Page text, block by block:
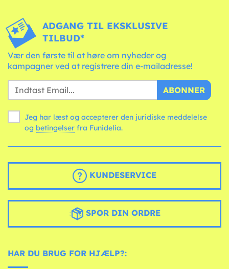
ADGANG TIL EKSKLUSIVE
TILBUD*
Vær den første til at høre om nyheder og
kampagner ved at registrere din e-mailadresse!
ABONNER
Jeg har læst og accepterer den juridiske meddelelse
og betingelser fra Funidelia.
KUNDESERVICE
SPOR DIN ORDRE
HAR DU BRUG FOR HJÆLP?: